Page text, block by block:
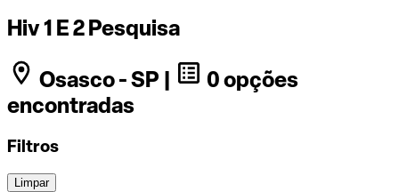
Hiv 1 E 2 Pesquisa
Osasco - SP |
0 opções
encontradas
Filtros
Limpar